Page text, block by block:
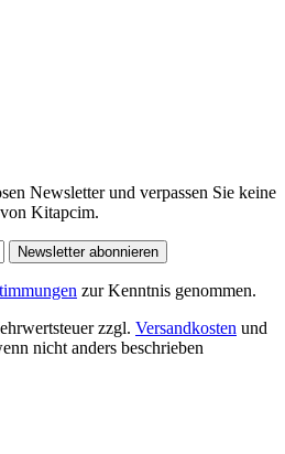
Newsletter und verpassen Sie keine
Kitapcim.
Newsletter abonnieren
zur Kenntnis genommen.
zzgl. Versandkosten und
nicht anders beschrieben